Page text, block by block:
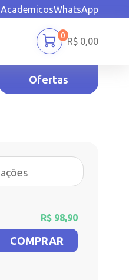
AcademicosWhatsApp
R$0,00
0
Ofertas
R$ 98,90
COMPRAR